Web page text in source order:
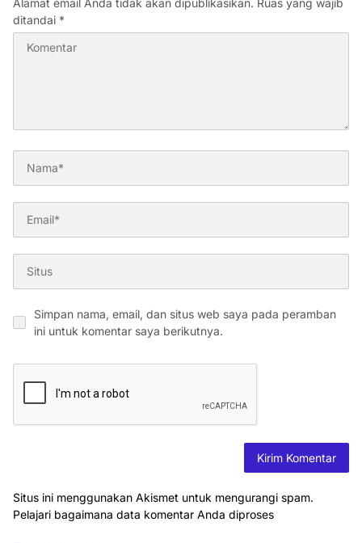
ditandai *
Simpan nama, email, dan situs web saya pada peramban
ini untuk komentar saya berikutnya.
Situs ini menggunakan Akismet untuk mengurangi spam.
Pelajari bagaimana data komentar Anda diproses